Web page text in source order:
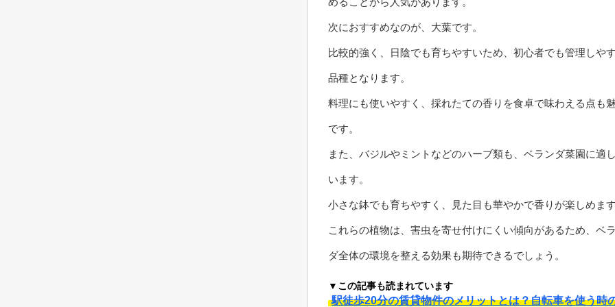
次におすすめなのが、大葉です。
比較的強く、日陰でも育ちやすいため、初心者でも管理しや
品種となります。
料理にも使いやすく、採れたての香りを食卓で味わえる点も
です。
また、バジルやミントなどのハーブ類も、ベランダ菜園に適
います。
小さな鉢でも育ちやすく、見た目も華やかで香りが楽しめます
これらの植物は、害虫を寄せ付けにくい傾向があるため、ベ
ダ全体の環境を整える効果も期待できるでしょう。
▼この記事も読まれています
駅徒歩20分の賃貸物件のメリットとは？自転車を使う時